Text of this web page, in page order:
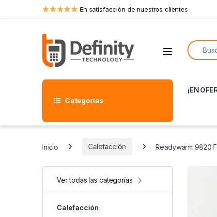
Skip to navigation
Skip to content En satisfacción de nuestros clientes
Open
Search
Categorías
¡EN
Inicio Calefacción Readywarm 9820
Ver todas las categorías
Calefacción